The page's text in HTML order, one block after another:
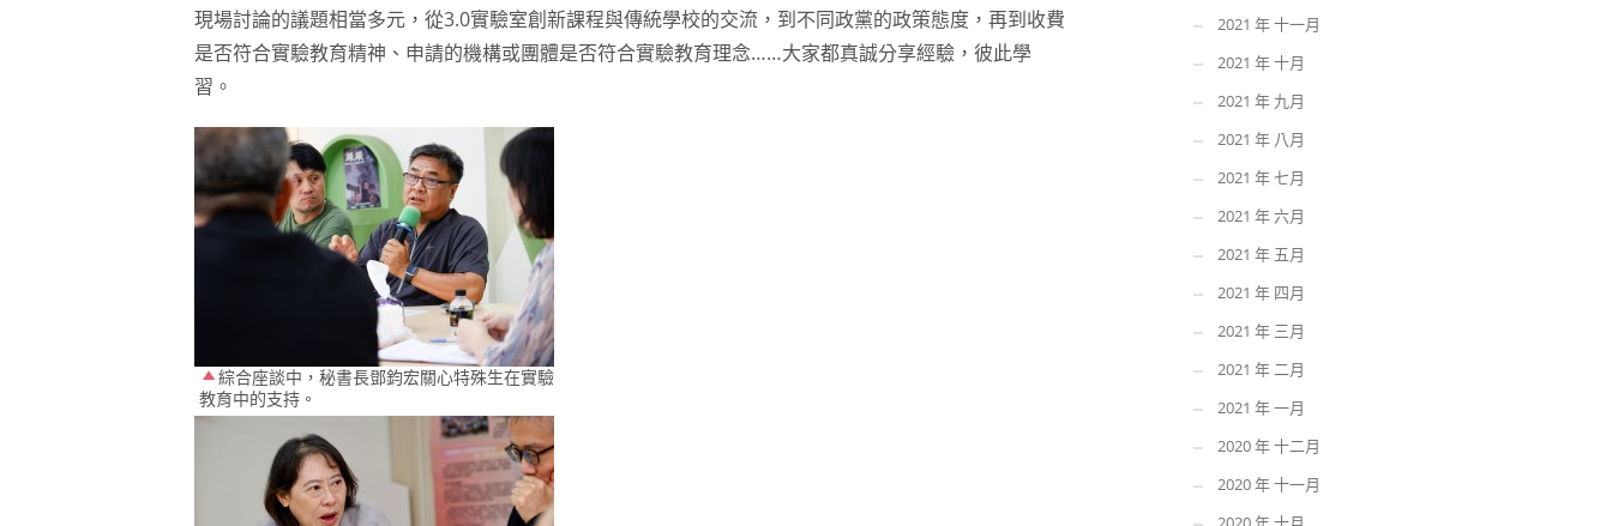
現場討論的議題相當多元，從3.0實驗室創新課程與傳統學校的交流，到不同政黨的政策態度，再到收費
是否符合實驗教育精神、申請的機構或團體是否符合實驗教育理念……大家都真誠分享經驗，彼此學
習。
綜合座談中，秘書長鄧鈞宏關心特殊生在實驗
教育中的支持。
2021 年 十一月
2021 年 十月
2021 年 九月
2021 年 八月
2021 年 七月
2021 年 六月
2021 年 五月
2021 年 四月
2021 年 三月
2021 年 二月
2021 年 一月
2020 年 十二月
2020 年 十一月